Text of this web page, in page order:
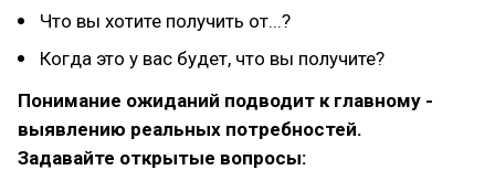
Что вы хотите получить от...?
Когда это у вас будет, что вы получите?
Понимание ожиданий подводит к главному -
выявлению реальных потребностей.
Задавайте открытые вопросы: